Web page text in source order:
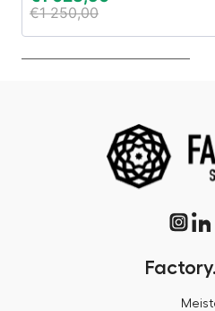
€1 250,00